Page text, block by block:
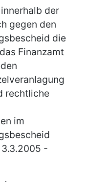
der
gegen den
die
Finanzamt
rechtliche
im
3.3.2005 -